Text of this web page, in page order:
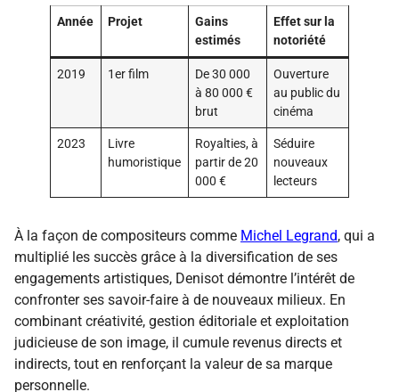
Année Projet
Gains
estimés
Effet sur la
notoriété
2019 1er film
De 30 000
à 80 000 €
brut
Ouverture
au public du
cinéma
2023
Livre
humoristique
Royalties, à
partir de 20
000 €
Séduire
nouveaux
lecteurs
À la façon de compositeurs comme Michel Legrand, qui a
multiplié les succès grâce à la diversification de ses
engagements artistiques, Denisot démontre l’intérêt de
confronter ses savoir-faire à de nouveaux milieux. En
combinant créativité, gestion éditoriale et exploitation
judicieuse de son image, il cumule revenus directs et
indirects, tout en renforçant la valeur de sa marque
personnelle.